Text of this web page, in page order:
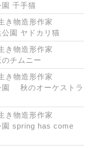
千手猫
き物造形作家
園 ヤドカリ猫
き物造形作家
チムニー
き物造形作家
園 秋のオーケストラ
き物造形作家
園 spring has come